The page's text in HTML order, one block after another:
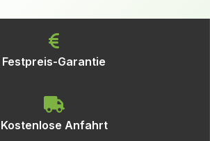
Festpreis-Garantie
Kostenlose Anfahrt